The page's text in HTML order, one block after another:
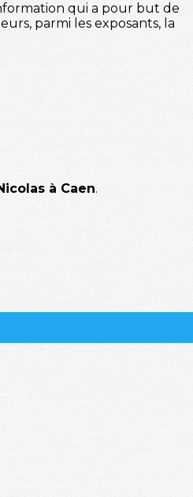
qui a pour but de
parmi les exposants, la
à Caen.